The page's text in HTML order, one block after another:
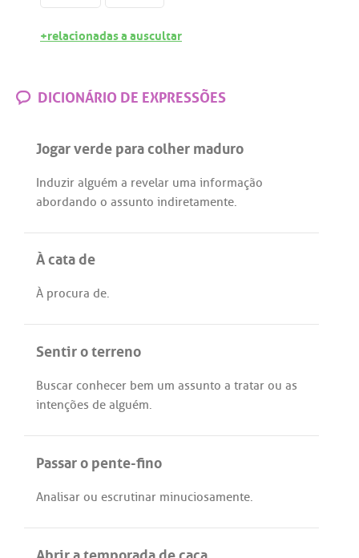
+relacionadas a auscultar
DICIONÁRIO DE EXPRESSÕES
Jogar verde para colher maduro
Induzir alguém a revelar uma informação
abordando o assunto indiretamente.
À cata de
À procura de.
Sentir o terreno
Buscar conhecer bem um assunto a tratar ou as
intenções de alguém.
Passar o pente-fino
Analisar ou escrutinar minuciosamente.
Abrir a temporada de caça